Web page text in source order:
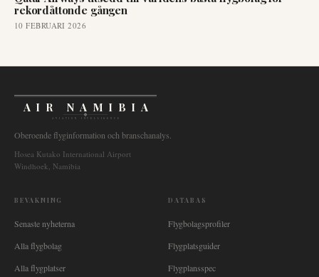
rekordåttonde gången
10 FEBRUARI 2026
AIR NAMIBIA
AVIATION INTELLIGENCE
Oberoende flyginformation och branschanalys.
Hosea Kutako International Airport
Windhoek, Namibia
BEVAKNING
Senaste nyheterna
Alla flygbolag
Alla flygplatser
DATABAS
Flygbolagsprofiler
Flygplatsguider
Flygplansspec